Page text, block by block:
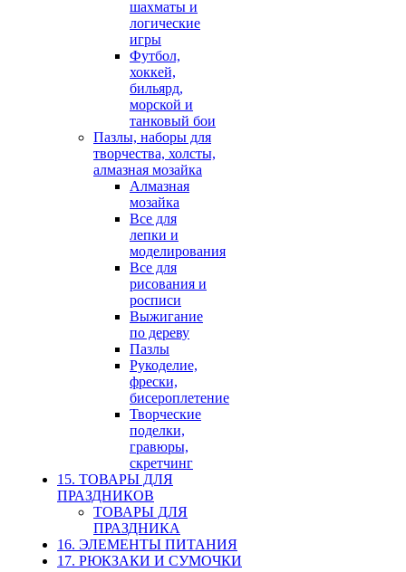
шахматы и
логические
игры
Футбол,
хоккей,
бильярд,
морской и
танковый бои
Пазлы, наборы для
творчества, холсты,
алмазная мозайка
Алмазная
мозайка
Все для
лепки и
моделирования
Все для
рисования и
росписи
Выжигание
по дереву
Пазлы
Рукоделие,
фрески,
бисероплетение
Творческие
поделки,
гравюры,
скретчинг
15. ТОВАРЫ ДЛЯ
ПРАЗДНИКОВ
ТОВАРЫ ДЛЯ
ПРАЗДНИКА
16. ЭЛЕМЕНТЫ ПИТАНИЯ
17. РЮКЗАКИ И СУМОЧКИ